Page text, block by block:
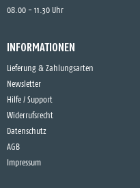
08.00 - 11.30 Uhr
INFORMATIONEN
Lieferung & Zahlungsarten
Newsletter
Hilfe / Support
Widerrufsrecht
Datenschutz
AGB
Impressum